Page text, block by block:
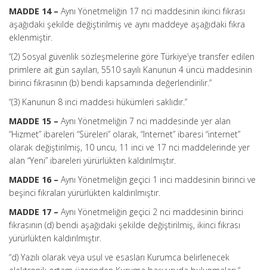
MADDE 14 – Aynı Yönetmeliğin 17 nci maddesinin ikinci fıkrası
aşağıdaki şekilde değiştirilmiş ve aynı maddeye aşağıdaki fıkra
eklenmiştir.
“(2) Sosyal güvenlik sözleşmelerine göre Türkiye’ye transfer edilen
primlere ait gün sayıları, 5510 sayılı Kanunun 4 üncü maddesinin
birinci fıkrasının (b) bendi kapsamında değerlendirilir.”
“(3) Kanunun 8 inci maddesi hükümleri saklıdır.”
MADDE 15 – Aynı Yönetmeliğin 7 nci maddesinde yer alan
“Hizmet” ibareleri “Süreleri” olarak, “Internet” ibaresi “internet”
olarak değiştirilmiş, 10 uncu, 11 inci ve 17 nci maddelerinde yer
alan “Yeni” ibareleri yürürlükten kaldırılmıştır.
MADDE 16 – Aynı Yönetmeliğin geçici 1 inci maddesinin birinci ve
beşinci fıkraları yürürlükten kaldırılmıştır.
MADDE 17 – Aynı Yönetmeliğin geçici 2 nci maddesinin birinci
fıkrasının (d) bendi aşağıdaki şekilde değiştirilmiş, ikinci fıkrası
yürürlükten kaldırılmıştır.
“d) Yazılı olarak veya usul ve esasları Kurumca belirlenecek